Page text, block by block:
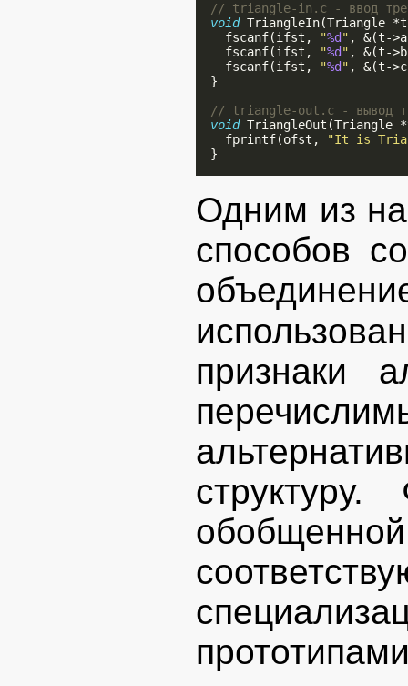
// triangle-in.c - ввод
void TriangleIn(Triangle
    fscanf(ifst,
"%d " , &(t-
    fscanf(ifst,
"%d " , &(t-
    fscanf(ifst,
"%d " , &(t-
  }
// triangle-out.c - вывод
void
    fprintf(ofst,
"It is
  }
Одним из
способов
признаки